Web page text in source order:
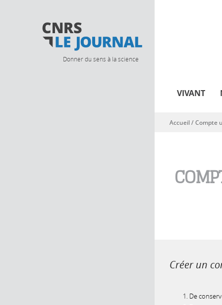
Donner du sens à la science
VIVANT
Vous êtes ici
Accueil/Compte
Créer un
De